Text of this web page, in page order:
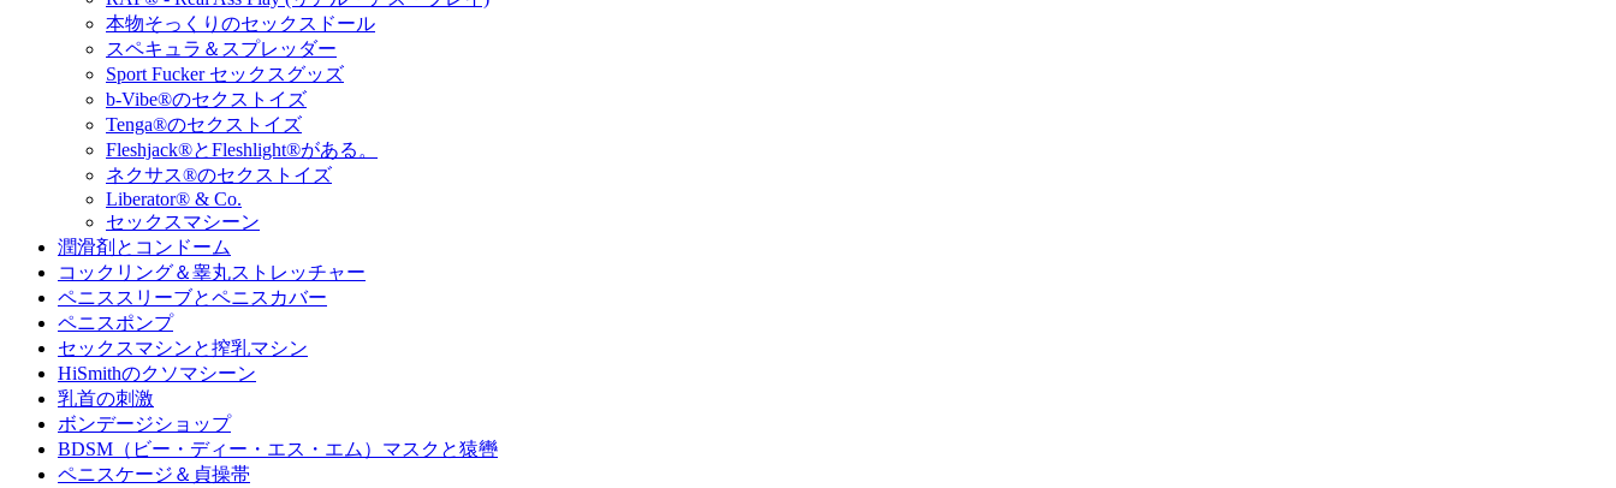
本物そっくりのセックスドール
スペキュラ＆スプレッダー
Sport Fucker セックスグッズ
b-Vibe®のセクストイズ
Tenga®のセクストイズ
Fleshjack®とFleshlight®がある。
ネクサス®のセクストイズ
Liberator® & Co.
セックスマシーン
潤滑剤とコンドーム
コックリング＆睾丸ストレッチャー
ペニススリーブとペニスカバー
ペニスポンプ
セックスマシンと搾乳マシン
HiSmithのクソマシーン
乳首の刺激
ボンデージショップ
BDSM（ビー・ディー・エス・エム）マスクと猿轡
ペニスケージ＆貞操帯